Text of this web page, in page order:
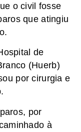
o civil fosse
que atingiu
de
(Huerb)
por cirurgia e
por
à